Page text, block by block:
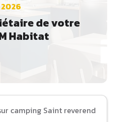
de votre
Habitat